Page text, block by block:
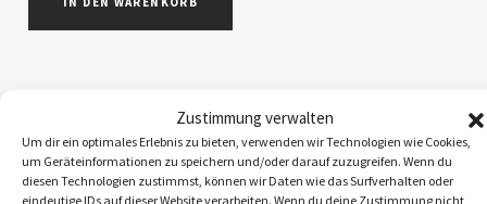
Zustimmung verwalten
Um dir ein optimales Erlebnis zu bieten, verwenden wir Technologien wie Cookies,
um Geräteinformationen zu speichern und/oder darauf zuzugreifen. Wenn du
diesen Technologien zustimmst, können wir Daten wie das Surfverhalten oder
eindeutige IDs auf dieser Website verarbeiten. Wenn du deine Zustimmung nicht
ABOS
1
ACCESSOIRES
5